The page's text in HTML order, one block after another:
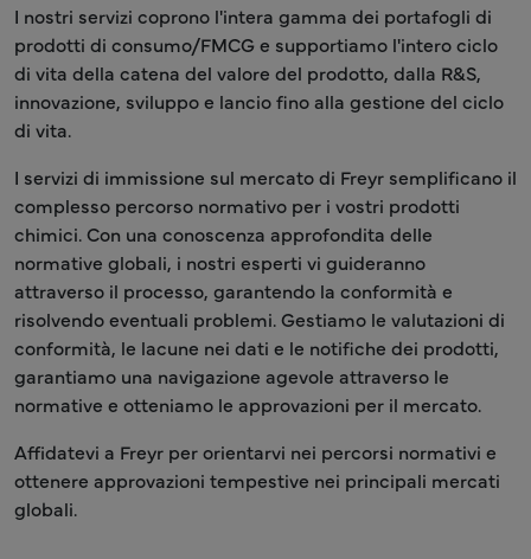
I nostri servizi coprono l'intera gamma dei portafogli di
prodotti di consumo/FMCG e supportiamo l'intero ciclo
di vita della catena del valore del prodotto, dalla R&S,
innovazione, sviluppo e lancio fino alla gestione del ciclo
di vita.
I servizi di immissione sul mercato di Freyr semplificano il
complesso percorso normativo per i vostri prodotti
chimici. Con una conoscenza approfondita delle
normative globali, i nostri esperti vi guideranno
attraverso il processo, garantendo la conformità e
risolvendo eventuali problemi. Gestiamo le valutazioni di
conformità, le lacune nei dati e le notifiche dei prodotti,
garantiamo una navigazione agevole attraverso le
normative e otteniamo le approvazioni per il mercato.
Affidatevi a Freyr per orientarvi nei percorsi normativi e
ottenere approvazioni tempestive nei principali mercati
globali.